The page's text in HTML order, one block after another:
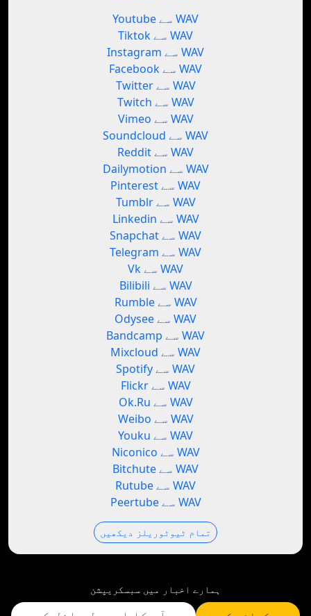
Youtube سے WAV
Tiktok سے WAV
Instagram سے WAV
Facebook سے WAV
Twitter سے WAV
Twitch سے WAV
Vimeo سے WAV
Soundcloud سے WAV
Reddit سے WAV
Dailymotion سے WAV
Pinterest سے WAV
Tumblr سے WAV
Linkedin سے WAV
Snapchat سے WAV
Telegram سے WAV
Vk سے WAV
Bilibili سے WAV
Rumble سے WAV
Odysee سے WAV
Bandcamp سے WAV
Mixcloud سے WAV
Spotify سے WAV
Flickr سے WAV
Ok.Ru سے WAV
Weibo سے WAV
Youku سے WAV
Niconico سے WAV
Bitchute سے WAV
Rutube سے WAV
Peertube سے WAV
تمام ٹیوٹوریلز دیکھیں
ہمارے اخبار میں سبسکریپشن